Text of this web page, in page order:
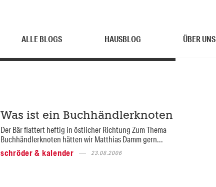
ALLE BLOGS HAUSBLOG ÜBER UNS
Was ist ein Buchhändlerknoten
Der Bär flattert heftig in östlicher Richtung Zum Thema
Buchhändlerknoten hätten wir Matthias Damm gern...
schröder & kalender
23.08.2006